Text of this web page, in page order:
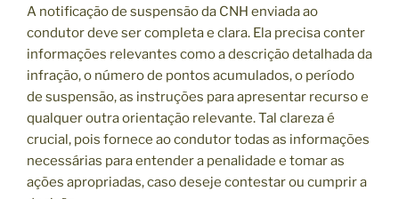
A notificação de suspensão da CNH enviada ao
condutor deve ser completa e clara. Ela precisa conter
informações relevantes como a descrição detalhada da
infração, o número de pontos acumulados, o período
de suspensão, as instruções para apresentar recurso e
qualquer outra orientação relevante. Tal clareza é
crucial, pois fornece ao condutor todas as informações
necessárias para entender a penalidade e tomar as
ações apropriadas, caso deseje contestar ou cumprir a